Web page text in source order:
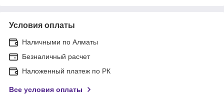
Условия оплаты
Наличными по Алматы
Безналичный расчет
Наложенный платеж по РК
Все условия оплаты